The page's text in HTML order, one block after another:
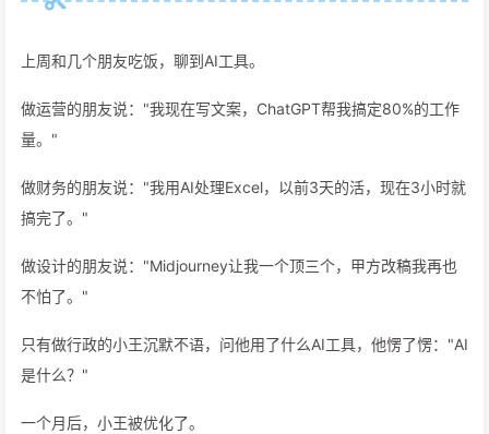
上周和几个朋友吃饭，聊到AI工具。
做运营的朋友说："我现在写文案，ChatGPT帮我搞定80%的工作
量。"
做财务的朋友说："我用AI处理Excel，以前3天的活，现在3小时就
搞完了。"
做设计的朋友说："Midjourney让我一个顶三个，甲方改稿我再也
不怕了。"
只有做行政的小王沉默不语，问他用了什么AI工具，他愣了愣："AI
是什么？"
一个月后，小王被优化了。